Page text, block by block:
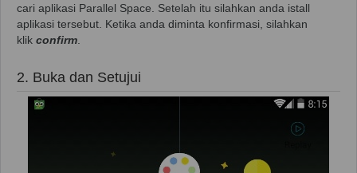
cari aplikasi Parallel Space. Setelah itu silahkan anda istall
aplikasi tersebut. Ketika anda diminta konfirmasi, silahkan
klik confirm.
2. Buka dan Setujui